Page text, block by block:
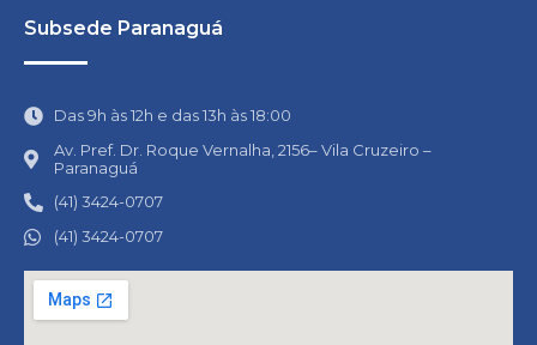
Subsede Paranaguá
Das 9h às 12h e das 13h às 18:00
Av. Pref. Dr. Roque Vernalha, 2156– Vila Cruzeiro –
Paranaguá
(41) 3424-0707
(41) 3424-0707